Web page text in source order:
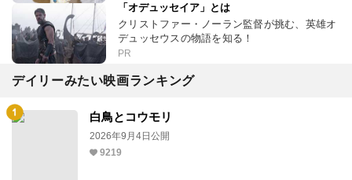
「オデュッセイア」とは
クリストファー・ノーラン監督が挑む、英雄オ
デュッセウスの物語を知る！
PR
デイリーみたい映画ランキング
白鳥とコウモリ
2026年9月4日公開
9219